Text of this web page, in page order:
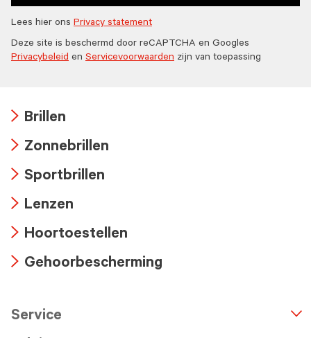
Lees hier ons Privacy statement
Deze site is beschermd door reCAPTCHA en Googles
Privacybeleid en Servicevoorwaarden zijn van toepassing
icon
Brillen
icon
Zonnebrillen
icon
Sportbrillen
icon
Lenzen
icon
Hoortoestellen
Gehoorbescherming
Service